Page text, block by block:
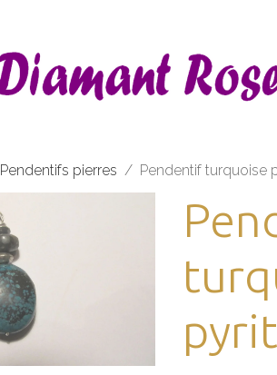
Pendentifs pierres Pendentif turquoise